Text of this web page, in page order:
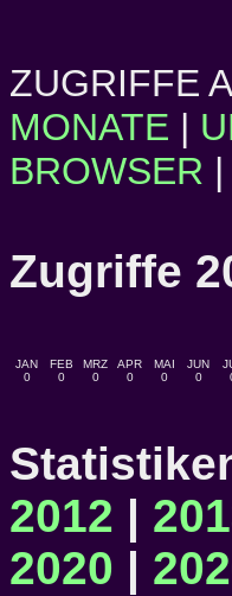
ZUGRIFFE
MONATE |
BROWSER |
Zugriffe
JAN
0
FEB
0
MRZ
0
APR
0
MAI
0
JUN
0
2012 |
2020 |